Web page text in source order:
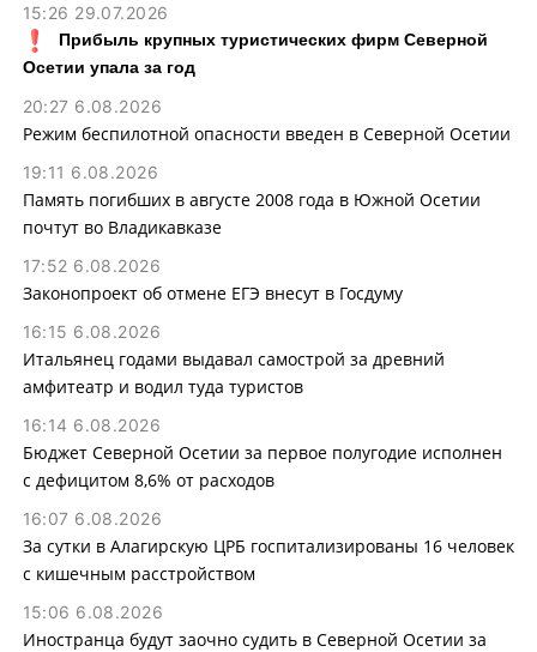
15:26 29.07.2026
Прибыль крупных туристических фирм Северной
Осетии упала за год
20:27 6.08.2026
Режим беспилотной опасности введен в Северной Осетии
19:11 6.08.2026
Память погибших в августе 2008 года в Южной Осетии
почтут во Владикавказе
17:52 6.08.2026
Законопроект об отмене ЕГЭ внесут в Госдуму
16:15 6.08.2026
Итальянец годами выдавал самострой за древний
амфитеатр и водил туда туристов
16:14 6.08.2026
Бюджет Северной Осетии за первое полугодие исполнен
с дефицитом 8,6% от расходов
16:07 6.08.2026
За сутки в Алагирскую ЦРБ госпитализированы 16 человек
с кишечным расстройством
15:06 6.08.2026
Иностранца будут заочно судить в Северной Осетии за